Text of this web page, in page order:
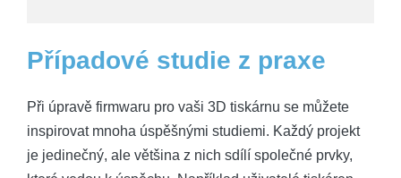
Případové studie z praxe
Při úpravě firmwaru pro vaši 3D tiskárnu se můžete
inspirovat mnoha úspěšnými studiemi. Každý projekt
je jedinečný, ale většina z nich sdílí společné prvky,